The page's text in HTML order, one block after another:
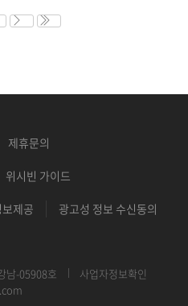
제휴문의
위시빈 가이드
제공 광고성 정보 수신동의
남-05908호
사업자정보확인